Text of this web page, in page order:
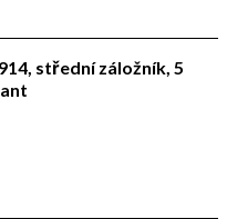
střední záložník, 5